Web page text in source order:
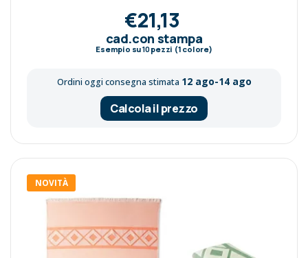
€21,13
cad.con stampa
Esempio su10pezzi (1 colore)
Ordini oggi consegna stimata 12 ago-14 ago
Calcola il prezzo
NOVITÀ